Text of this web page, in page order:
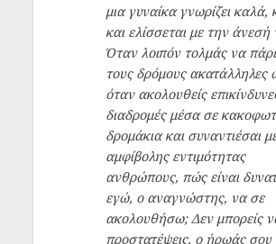
μια γυναίκα γνωρίζει καλά,
και ελίσσεται με την άνεσή
Όταν λοιπόν τολμάς να
τους δρόμους ακατάλληλες
όταν ακολουθείς
διαδρομές μέσα σε
δρομάκια και συναντιέσαι
αμφίβολης εντιμότητας
ανθρώπους, πώς είναι
εγώ, ο αναγνώστης, να σε
ακολουθήσω; Δεν μπορείς
προστατέψεις, ο ήρωάς σου